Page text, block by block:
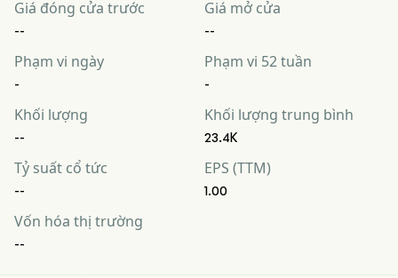
Giá đóng cửa trước
--
Giá mở cửa
--
Phạm vi ngày
-
Phạm vi 52 tuần
-
Khối lượng
--
Khối lượng trung bình
23.4K
Tỷ suất cổ tức
--
EPS (TTM)
1.00
Vốn hóa thị trường
--